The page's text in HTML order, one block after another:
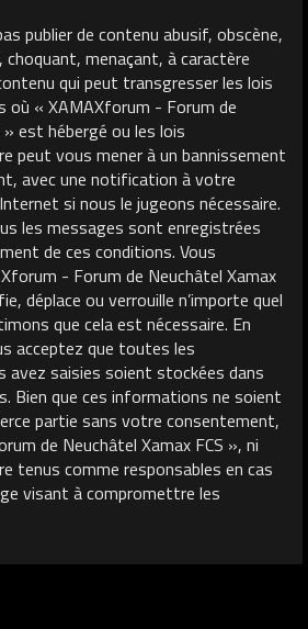
publier de contenu abusif, obscène,
menaçant, à caractère
qui peut transgresser les lois
où « XAMAXforum - Forum de
» est hébergé ou les lois
peut vous mener à un bannissement
avec une notification à votre
si nous le jugeons nécessaire.
les messages sont enregistrées
de ces conditions. Vous
- Forum de Neuchâtel Xamax
déplace ou verrouille n’importe quel
que cela est nécessaire. En
acceptez que toutes les
avez saisies soient stockées dans
Bien que ces informations ne soient
partie sans votre consentement,
de Neuchâtel Xamax FCS », ni
tenus comme responsables en cas
visant à compromettre les